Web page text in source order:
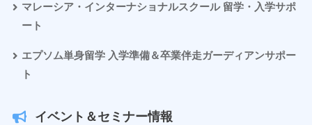
マレーシア・インターナショナルスクール 留学・入学サポ
ート
エプソム単身留学 入学準備＆卒業伴走ガーディアンサポー
ト
イベント＆セミナー情報